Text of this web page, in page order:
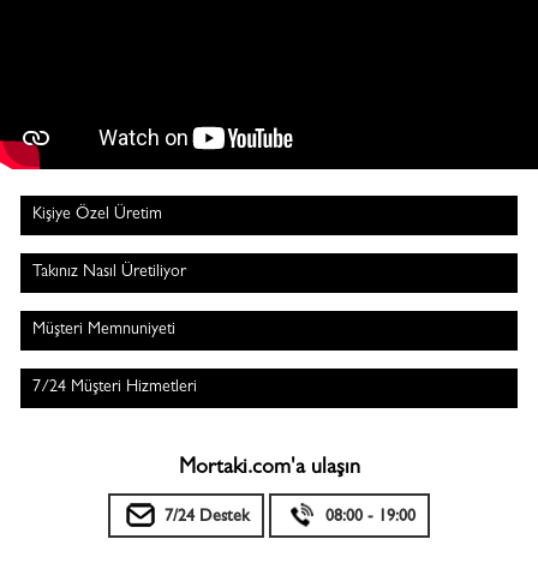
Kişiye Özel Üretim
Takınız Nasıl Üretiliyor
Müşteri Memnuniyeti
7/24 Müşteri Hizmetleri
Mortaki.com'a ulaşın
7/24 Destek 08:00 - 19:00